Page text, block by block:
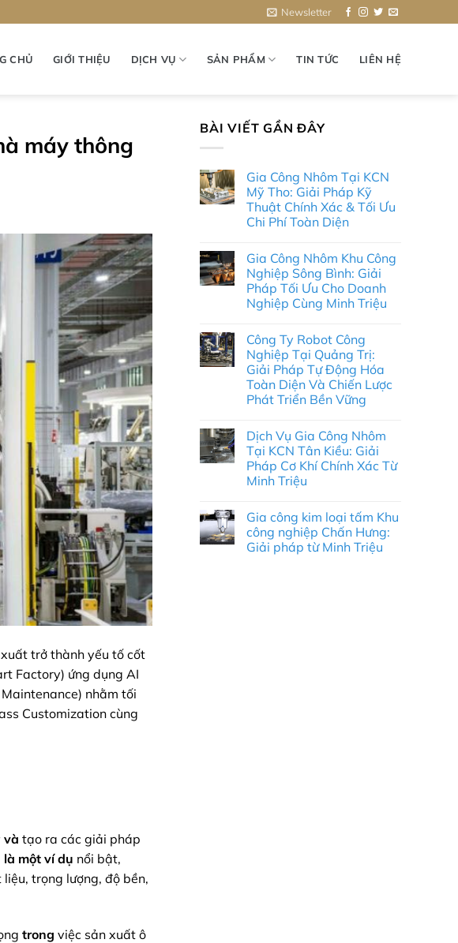
Newsletter
CHỦ GIỚI THIỆU DỊCH VỤ SẢN PHẨM TIN TỨC LIÊN HỆ
máy thông
trở thành yếu tố cốt
Factory) ứng dụng AI
nhằm tối
Customization cùng
và tạo ra các giải pháp
là một ví dụ nổi bật,
liệu, trọng lượng, độ bền,
trong việc sản xuất ô
BÀI VIẾT GẦN ĐÂY
Gia Công Nhôm Tại KCN
Mỹ Tho: Giải Pháp Kỹ
Thuật Chính Xác & Tối Ưu
Chi Phí Toàn Diện
bình
luận
ở
Gia
Công
Nhôm
Mỹ
Tho:
Giải
Pháp
Kỹ
Thuật
Chính
Tối
Ưu
Chi
Phí
Toàn
Diện
Gia Công Nhôm Khu Công
Nghiệp Sông Bình: Giải
Pháp Tối Ưu Cho Doanh
Nghiệp Cùng Minh Triệu
bình
luận
ở
Gia
Công
Nhôm
Khu
Sông
Bình:
Giải
Pháp
Tối
Ưu
Nghiệp
Cùng
Minh
Triệu
Công Ty Robot Công
Nghiệp Tại Quảng Trị:
Giải Pháp Tự Động Hóa
Toàn Diện Và Chiến Lược
Phát Triển Bền Vững
bình
luận
Công
Ty
Robot
Tại
Quảng
Trị:
Giải
Dịch Vụ Gia Công Nhôm
Tại KCN Tân Kiều: Giải
Pháp Cơ Khí Chính Xác Từ
Minh Triệu
bình
luận
ở
Dịch
Gia công kim loại tấm Khu
công nghiệp Chấn Hưng:
Giải pháp từ Minh Triệu